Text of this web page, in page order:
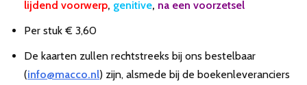
lijdend voorwerp, genitive, na een voorzetsel
Per stuk € 3,60
De kaarten zullen rechtstreeks bij ons bestelbaar
(info@macco.nl) zijn, alsmede bij de boekenleveranciers